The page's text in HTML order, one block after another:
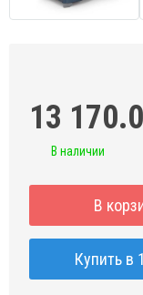
13
В наличии
В
Купить в